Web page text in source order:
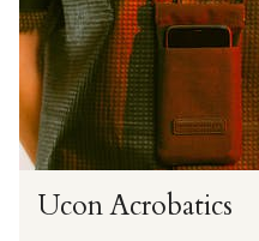
Ucon Acrobatics